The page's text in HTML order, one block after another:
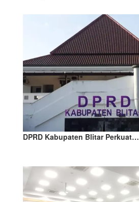
DPRD Kabupaten Blitar Perkuat…